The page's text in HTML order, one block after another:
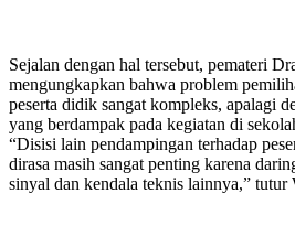
Sejalan dengan hal tersebut, pemateri
mengungkapkan bahwa problem
peserta didik sangat kompleks, apalagi
yang berdampak pada kegiatan di
“Disisi lain pendampingan terhadap
dirasa masih sangat penting karena
sinyal dan kendala teknis lainnya,” tutur